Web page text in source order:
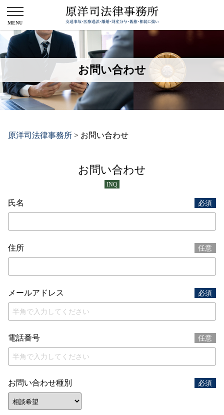
お問い合わせ
原洋司法律事務所 > お問い合わせ
お問い合わせ
INQ
氏名 必須
住所 任意
メールアドレス 必須
電話番号 任意
お問い合わせ種別 必須